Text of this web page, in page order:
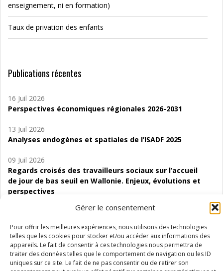
Gérer le consentement
Pour offrir les meilleures expériences, nous utilisons des technologies
telles que les cookies pour stocker et/ou accéder aux informations des
appareils. Le fait de consentir à ces technologies nous permettra de
traiter des données telles que le comportement de navigation ou les ID
uniques sur ce site. Le fait de ne pas consentir ou de retirer son
enseignement, ni en formation)
Taux de privation des enfants
Publications récentes
16 Juil 2026
Perspectives économiques régionales 2026-2031
13 Juil 2026
Analyses endogènes et spatiales de l’ISADF 2025
09 Juil 2026
Regards croisés des travailleurs sociaux sur l’accueil
de jour de bas seuil en Wallonie. Enjeux, évolutions et
perspectives
Étude d’évaluabilité des Structures
d’accompagnement à l’autocréation d’emploi (SAACE)
01 Juil 2026
Pénurie du personnel infirmier :quels indicateurs